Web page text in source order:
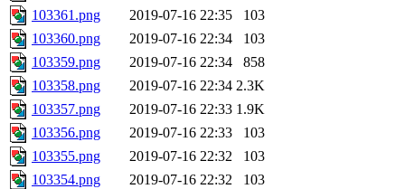
103361.png
2019-07-16 22:35
103
103360.png
2019-07-16 22:34
103
103359.png
2019-07-16 22:34
858
103358.png
2019-07-16 22:34 2.3K
103357.png
2019-07-16 22:33 1.9K
103356.png
2019-07-16 22:33
103
103355.png
2019-07-16 22:32
103
103354.png
2019-07-16 22:32
103